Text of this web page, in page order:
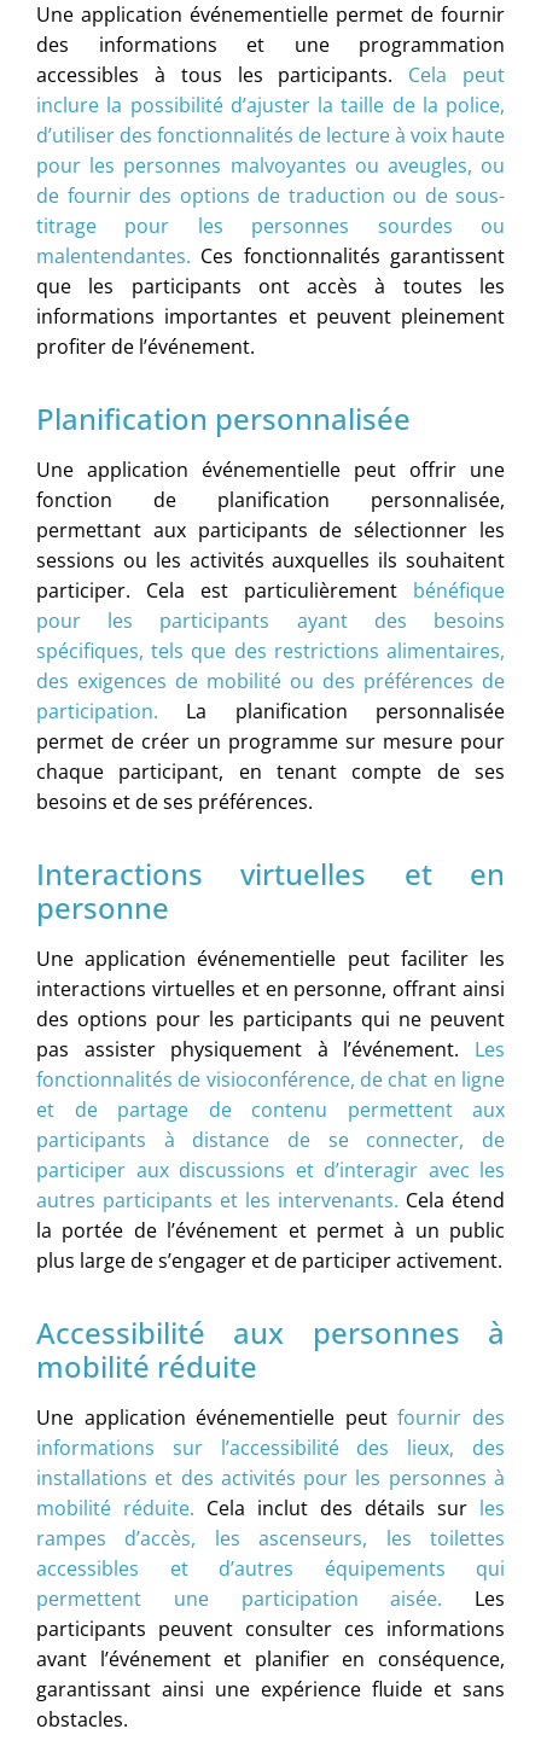
Une application événementielle permet de fournir
des informations et une programmation
accessibles à tous les participants. Cela peut
inclure la possibilité d’ajuster la taille de la police,
d’utiliser des fonctionnalités de lecture à voix haute
pour les personnes malvoyantes ou aveugles, ou
de fournir des options de traduction ou de sous-
titrage pour les personnes sourdes ou
malentendantes. Ces fonctionnalités garantissent
que les participants ont accès à toutes les
informations importantes et peuvent pleinement
profiter de l’événement.
Planification personnalisée
Une application événementielle peut offrir une
fonction de planification personnalisée,
permettant aux participants de sélectionner les
sessions ou les activités auxquelles ils souhaitent
participer. Cela est particulièrement bénéfique
pour les participants ayant des besoins
spécifiques, tels que des restrictions alimentaires,
des exigences de mobilité ou des préférences de
participation. La planification personnalisée
permet de créer un programme sur mesure pour
chaque participant, en tenant compte de ses
besoins et de ses préférences.
Interactions virtuelles et en
personne
Une application événementielle peut faciliter les
interactions virtuelles et en personne, offrant ainsi
des options pour les participants qui ne peuvent
pas assister physiquement à l’événement. Les
fonctionnalités de visioconférence, de chat en ligne
et de partage de contenu permettent aux
participants à distance de se connecter, de
participer aux discussions et d’interagir avec les
autres participants et les intervenants. Cela étend
la portée de l’événement et permet à un public
plus large de s’engager et de participer activement.
Accessibilité aux personnes à
mobilité réduite
Une application événementielle peutfournir des
informations sur l’accessibilité des lieux, des
installations et des activités pour les personnes à
mobilité réduite. Cela inclut des détails sur les
rampes d’accès, les ascenseurs, les toilettes
accessibles et d’autres équipements qui
permettent une participation aisée. Les
participants peuvent consulter ces informations
avant l’événement et planifier en conséquence,
garantissant ainsi une expérience fluide et sans
obstacles.